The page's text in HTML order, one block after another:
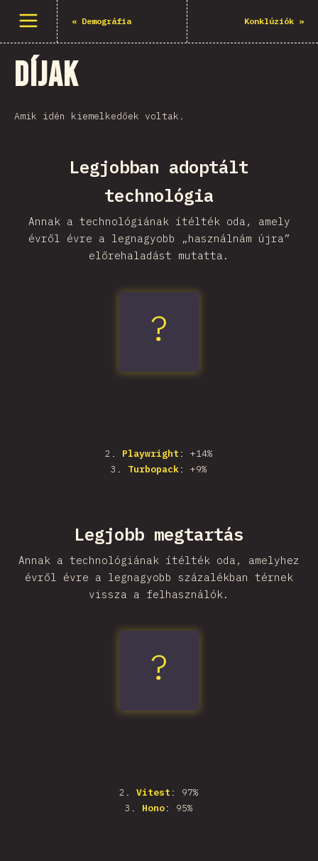
Menü megnyitása
« Demográfia Konklúziók »
Díjak
Amik idén kiemelkedőek voltak.
Legjobban adoptált
technológia
Annak a technológiának ítélték oda, amely
évről évre a legnagyobb „használnám újra”
előrehaladást mutatta.
?
Vitest
2 . Playwright : +14%
3 . Turbopack: +9%
Legjobb megtartás
Annak a technológiának ítélték oda, amelyhez
évről évre a legnagyobb százalékban térnek
vissza a felhasználók.
?
Vite
2 . Vitest : 97%
3 . Hono: 95%